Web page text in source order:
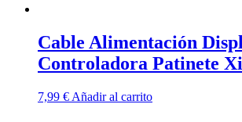
Cable Alimentación
Controladora Patinete
7,99 € Añadir al carrito